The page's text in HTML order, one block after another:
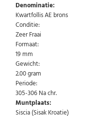
Denominatie:
Kwartfollis AE brons
Conditie:
Zeer Fraai
Formaat:
19 mm
Gewicht:
2.00 gram
Periode:
305-306 Na chr.
Muntplaats:
Siscia (Sisak Kroatie)